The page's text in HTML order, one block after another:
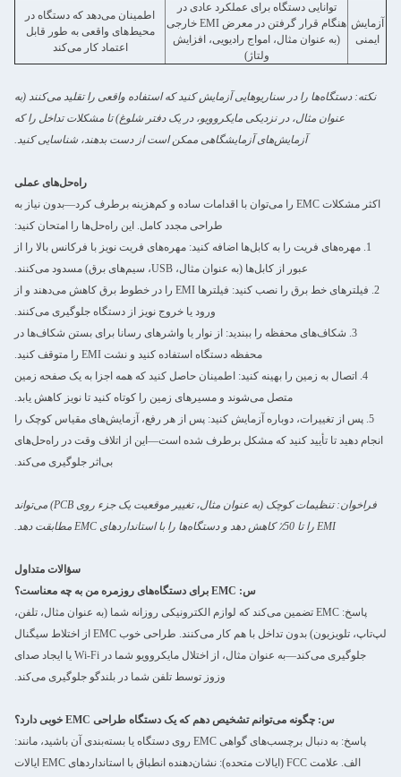
آزمایش
ایمنی
توانایی دستگاه برای عملکرد عادی در
هنگام قرار گرفتن در معرض EMI خارجی
(به عنوان مثال، امواج رادیویی، افزایش
ولتاژ)
اطمینان می‌دهد که دستگاه در
محیط‌های واقعی به طور قابل
اعتماد کار می‌کند
نکته: دستگاه‌ها را در سناریوهایی آزمایش کنید که استفاده واقعی را تقلید می‌کنند (به
عنوان مثال، در نزدیکی مایکروویو، در یک دفتر شلوغ) تا مشکلات تداخل را که
آزمایش‌های آزمایشگاهی ممکن است از دست بدهند، شناسایی کنید.
راه‌حل‌های عملی
اکثر مشکلات EMC را می‌توان با اقدامات ساده و کم‌هزینه برطرف کرد—بدون نیاز به
طراحی مجدد کامل. این راه‌حل‌ها را امتحان کنید:
1. مهره‌های فریت را به کابل‌ها اضافه کنید: مهره‌های فریت نویز با فرکانس بالا را از
عبور از کابل‌ها (به عنوان مثال، USB، سیم‌های برق) مسدود می‌کنند.
2. فیلترهای خط برق را نصب کنید: فیلترها EMI را در خطوط برق کاهش می‌دهند و از
ورود یا خروج نویز از دستگاه جلوگیری می‌کنند.
3. شکاف‌های محفظه را ببندید: از نوار یا واشرهای رسانا برای بستن شکاف‌ها در
محفظه دستگاه استفاده کنید و نشت EMI را متوقف کنید.
4. اتصال به زمین را بهینه کنید: اطمینان حاصل کنید که همه اجزا به یک صفحه زمین
متصل می‌شوند و مسیرهای زمین را کوتاه کنید تا نویز کاهش یابد.
5. پس از تغییرات، دوباره آزمایش کنید: پس از هر رفع، آزمایش‌های مقیاس کوچک را
انجام دهید تا تأیید کنید که مشکل برطرف شده است—این از اتلاف وقت در راه‌حل‌های
بی‌اثر جلوگیری می‌کند.
فراخوان: تنظیمات کوچک (به عنوان مثال، تغییر موقعیت یک جزء روی PCB) می‌تواند
EMI را تا 50٪ کاهش دهد و دستگاه‌ها را با استانداردهای EMC مطابقت دهد.
سؤالات متداول
س: EMC برای دستگاه‌های روزمره من به چه معناست؟
پاسخ: EMC تضمین می‌کند که لوازم الکترونیکی روزانه شما (به عنوان مثال، تلفن،
لپ‌تاپ، تلویزیون) بدون تداخل با هم کار می‌کنند. طراحی خوب EMC از اختلاط سیگنال
جلوگیری می‌کند—به عنوان مثال، از اختلال مایکروویو شما در Wi-Fi یا ایجاد صدای
وزوز توسط تلفن شما در بلندگو جلوگیری می‌کند.
س: چگونه می‌توانم تشخیص دهم که یک دستگاه طراحی EMC خوبی دارد؟
پاسخ: به دنبال برچسب‌های گواهی EMC روی دستگاه یا بسته‌بندی آن باشید، مانند:
الف. علامت FCC (ایالات متحده): نشان‌دهنده انطباق با استانداردهای EMC ایالات